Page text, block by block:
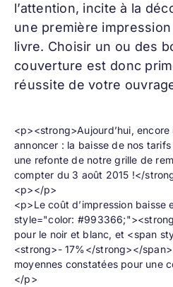
l’attention, incite à la
une première
livre. Choisir un ou des
couverture est donc
réussite de votre
<p><strong>Aujourd’hui,
annoncer : la baisse de nos tarifs
une refonte de notre grille de
compter du 3 août 2015 !</
<p></p>
<p>Le coût d’impression baisse
style="color:
pour le noir et blanc, et <span
<strong>- 17%</strong></
moyennes constatées pour une
</p>